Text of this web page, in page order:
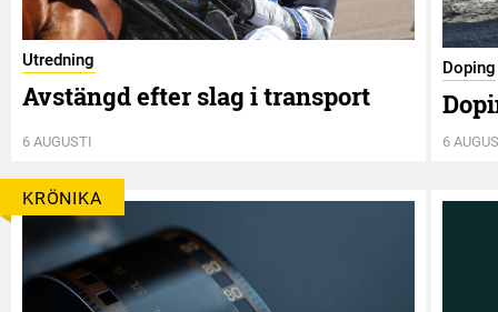
Utredning
Avstängd efter slag i transport
6 AUGUSTI
Doping
6
KRÖNIKA